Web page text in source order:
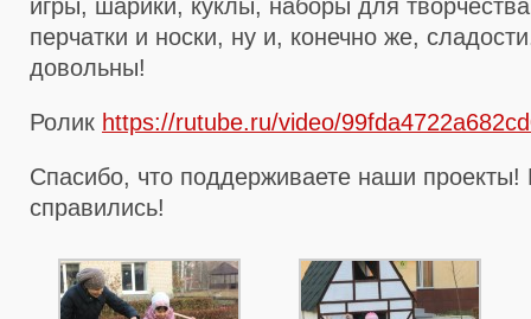
игры, шарики, куклы, наборы для
перчатки и носки, ну и, конечно же,
довольны!
Ролик https://rutube.ru/video/
Спасибо, что поддерживаете наши
справились!